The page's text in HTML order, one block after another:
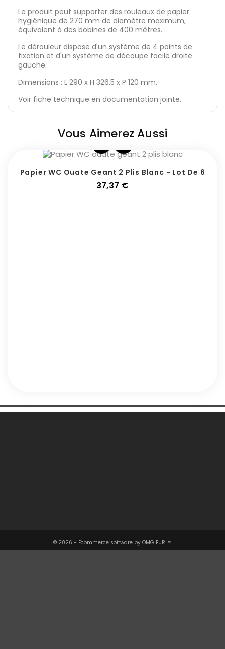
Le produit peut supporter des rouleaux de papier
hygiénique de 270 mm de diamètre maximum,
équivalent à des bobines de 400 mètres.
Le dérouleur dispose d'un système de 4 points de
fixation et d'un système de découpe facile droite
gauche.
Dimensions : L 290 x H 326,5 x P 120 mm.
Voir fiche technique en documentation jointe.
Vous Aimerez Aussi
Papier WC Ouate Geant 2 Plis Blanc - Lot De 6
37,37 €
© 2026 - Ecommerce software by OMG EURL™